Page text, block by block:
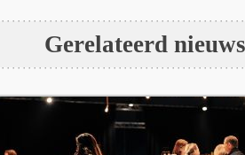
Gerelateerd nieuws